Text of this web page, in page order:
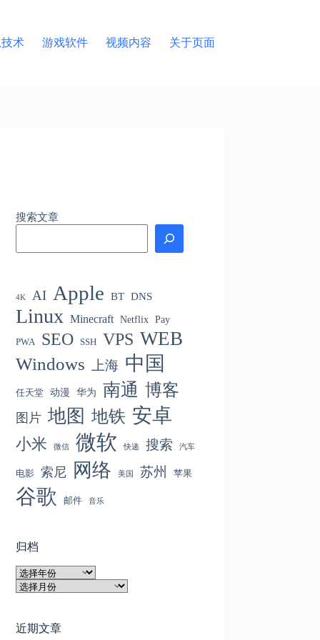
术 游戏软件 视频内容 关于页面
搜索文章
4K AI Apple BT DNS
Linux Minecraft Netflix Pay
PWA SEO SSH VPS WEB
Windows 上海 中国
任天堂 动漫 华为 南通 博客
图片 地图 地铁 安卓
小米 微信 微软 快递 搜索 汽车
电影 索尼 网络 美国 苏州 苹果
谷歌 邮件 音乐
归档
归
档
归
近期文章